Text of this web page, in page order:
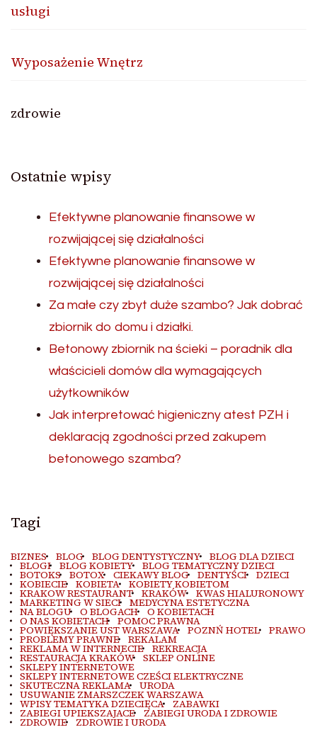
usługi
Wyposażenie Wnętrz
zdrowie
Ostatnie wpisy
Efektywne planowanie finansowe w
rozwijającej się działalności
Efektywne planowanie finansowe w
rozwijającej się działalności
Za małe czy zbyt duże szambo? Jak dobrać
zbiornik do domu i działki.
Betonowy zbiornik na ścieki – poradnik dla
właścicieli domów dla wymagających
użytkowników
Jak interpretować higieniczny atest PZH i
deklaracją zgodności przed zakupem
betonowego szamba?
Tagi
BIZNES BLOG BLOG DENTYSTYCZNY BLOG DLA DZIECI
BLOGI BLOG KOBIETY BLOG TEMATYCZNY DZIECI
BOTOKS BOTOX CIEKAWY BLOG DENTYŚCI DZIECI
KOBIECIE KOBIETA KOBIETY KOBIETOM
KRAKOW RESTAURANT KRAKÓW KWAS HIALURONOWY
MARKETING W SIECI MEDYCYNA ESTETYCZNA
NA BLOGU O BLOGACH O KOBIETACH
O NAS KOBIETACH POMOC PRAWNA
POWIĘKSZANIE UST WARSZAWA POZNŃ HOTEL PRAWO
PROBLEMY PRAWNE REKALAM
REKLAMA W INTERNECIE REKREACJA
RESTAURACJA KRAKÓW SKLEP ONLINE
SKLEPY INTERNETOWE
SKLEPY INTERNETOWE CZEŚCI ELEKTRYCZNE
SKUTECZNA REKLAMA URODA
USUWANIE ZMARSZCZEK WARSZAWA
WPISY TEMATYKA DZIECIĘCA ZABAWKI
ZABIEGI UPIEKSZAJACE ZABIEGI URODA I ZDROWIE
ZDROWIE ZDROWIE I URODA